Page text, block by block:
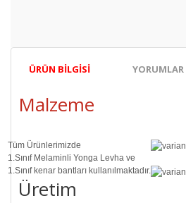
ÜRÜN BILGISI YORUMLAR
Malzeme
Tüm Ürünlerimizde
1.SınıfMelaminli Yonga Levha ve
1.Sınıfkenar bantları kullanılmaktadır.
Üretim